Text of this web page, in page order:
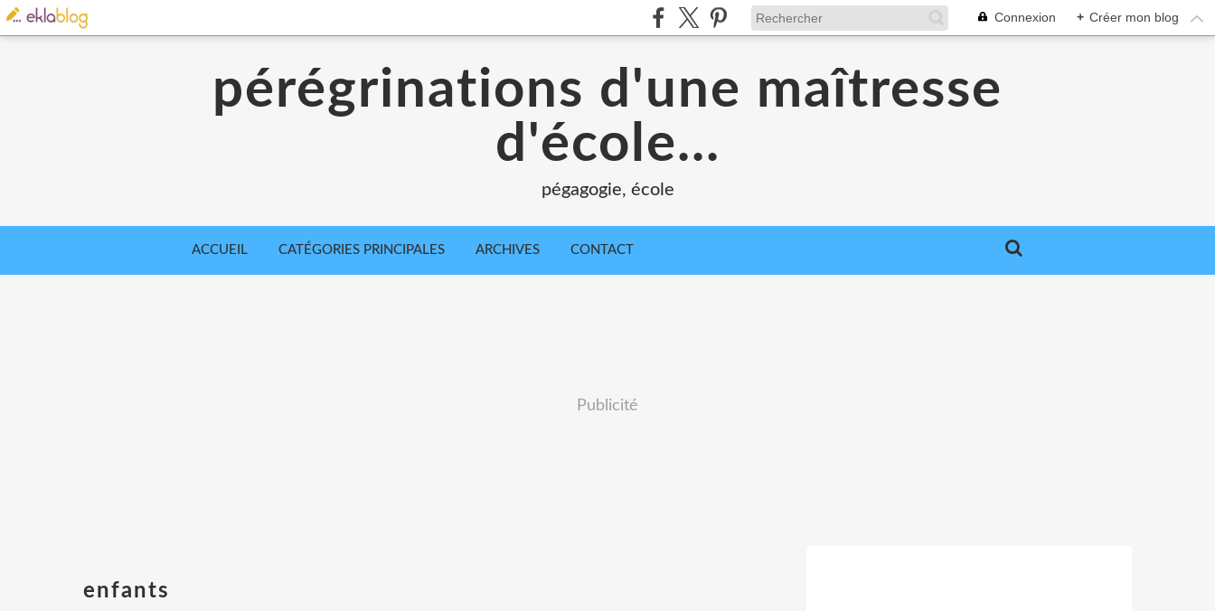
Connexion + Créer mon blog
pérégrinations d'une maîtresse
d'école...
pégagogie, école
ACCUEIL CATÉGORIES PRINCIPALES ARCHIVES CONTACT
Publicité
enfants